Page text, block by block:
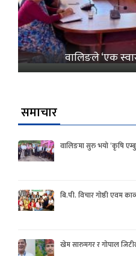
वालिङले ‘एक
समाचार
वालिङमा सुरु भयो ‘कृषि
बि.पी. विचार गोष्ठी एवम
खेम सारुमगर र गोपाल